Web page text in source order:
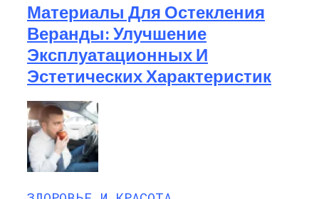
Материалы Для Остекления
Веранды: Улучшение
Эксплуатационных И
Эстетических Характеристик